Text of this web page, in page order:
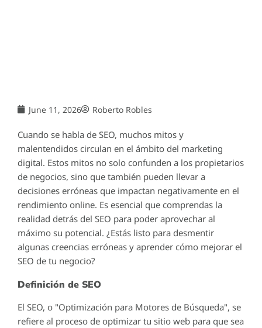
June 11, 2026 Roberto Robles
Cuando se habla de SEO, muchos mitos y
malentendidos circulan en el ámbito del marketing
digital. Estos mitos no solo confunden a los propietarios
de negocios, sino que también pueden llevar a
decisiones erróneas que impactan negativamente en el
rendimiento online. Es esencial que comprendas la
realidad detrás del SEO para poder aprovechar al
máximo su potencial. ¿Estás listo para desmentir
algunas creencias erróneas y aprender cómo mejorar el
SEO de tu negocio?
Definición de SEO
El SEO, o "Optimización para Motores de Búsqueda", se
refiere al proceso de optimizar tu sitio web para que sea